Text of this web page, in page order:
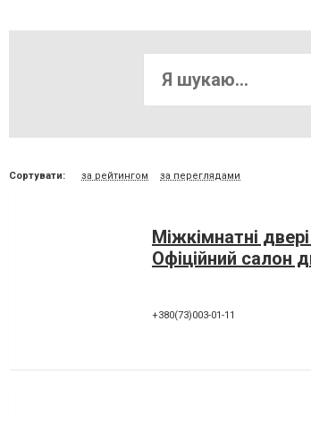
Сортувати: за рейтингом за переглядами
Міжкімнатні
Офіційний салон
+380(73)003-01-11